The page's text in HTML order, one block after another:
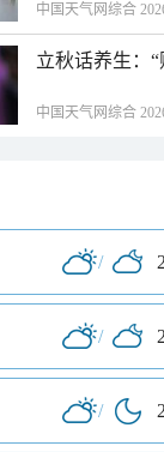
中国天气网综合
立秋话养生：
中国天气网综合
/
/
/